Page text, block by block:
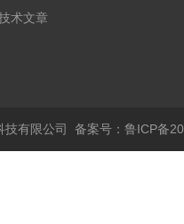
术文章
技有限公司 备案号：鲁ICP备